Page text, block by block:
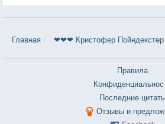
Главная ❤❤❤ Кристофер
Правила
Последние
Отзывы и